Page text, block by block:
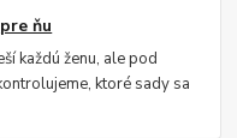
ňu
každú ženu, ale pod
ktoré sady sa